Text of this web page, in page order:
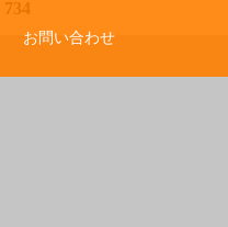
734
お問い合わせ